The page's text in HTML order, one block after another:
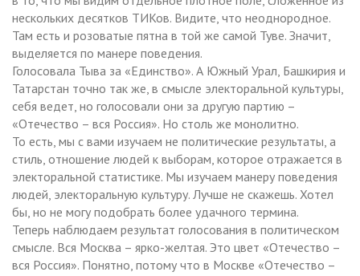
нескольких десятков ТИКов. Видите, что неоднородное.
Там есть и розоватые пятна в той же самой Туве. Значит,
выделяется по манере поведения.
Голосовала Тыва за «Единство». А Южный Урал, Башкирия и
Татарстан точно так же, в смысле электоральной культуры,
себя ведет, но голосовали они за другую партию –
«Отечество – вся Россия». Но столь же монолитно.
То есть, мы с вами изучаем не политические результаты, а
стиль, отношение людей к выборам, которое отражается в
электоральной статистике. Мы изучаем манеру поведения
людей, электоральную культуру. Лучше не скажешь. Хотел
бы, но не могу подобрать более удачного термина.
Теперь наблюдаем результат голосования в политическом
смысле. Вся Москва – ярко-желтая. Это цвет «Отечество –
вся Россия». Понятно, потому что в Москве «Отечество –